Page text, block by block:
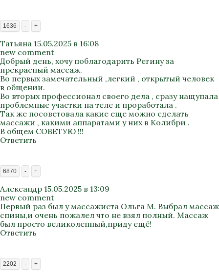
1636 - +
Татьяна 15.05.2025 в 16:08
new comment
Добрый день, хочу поблагодарить Регину за
прекрасный массаж.
Во первых замечательный ,легкий , открытый человек
в общении.
Во вторых профессионал своего дела , сразу нащупала
проблемные участки на теле и проработала .
Так же посоветовала какие еще можно сделать
массажи , какими аппаратами у них в Колибри .
В общем СОВЕТУЮ !!!
Ответить
6870 - +
Александр 15.05.2025 в 13:09
new comment
Первый раз был у массажиста Ольга М. Выбрал массаж
спины,и очень пожалел что не взял полный. Массаж
был просто великолепный,приду ещё!
Ответить
2202 - +